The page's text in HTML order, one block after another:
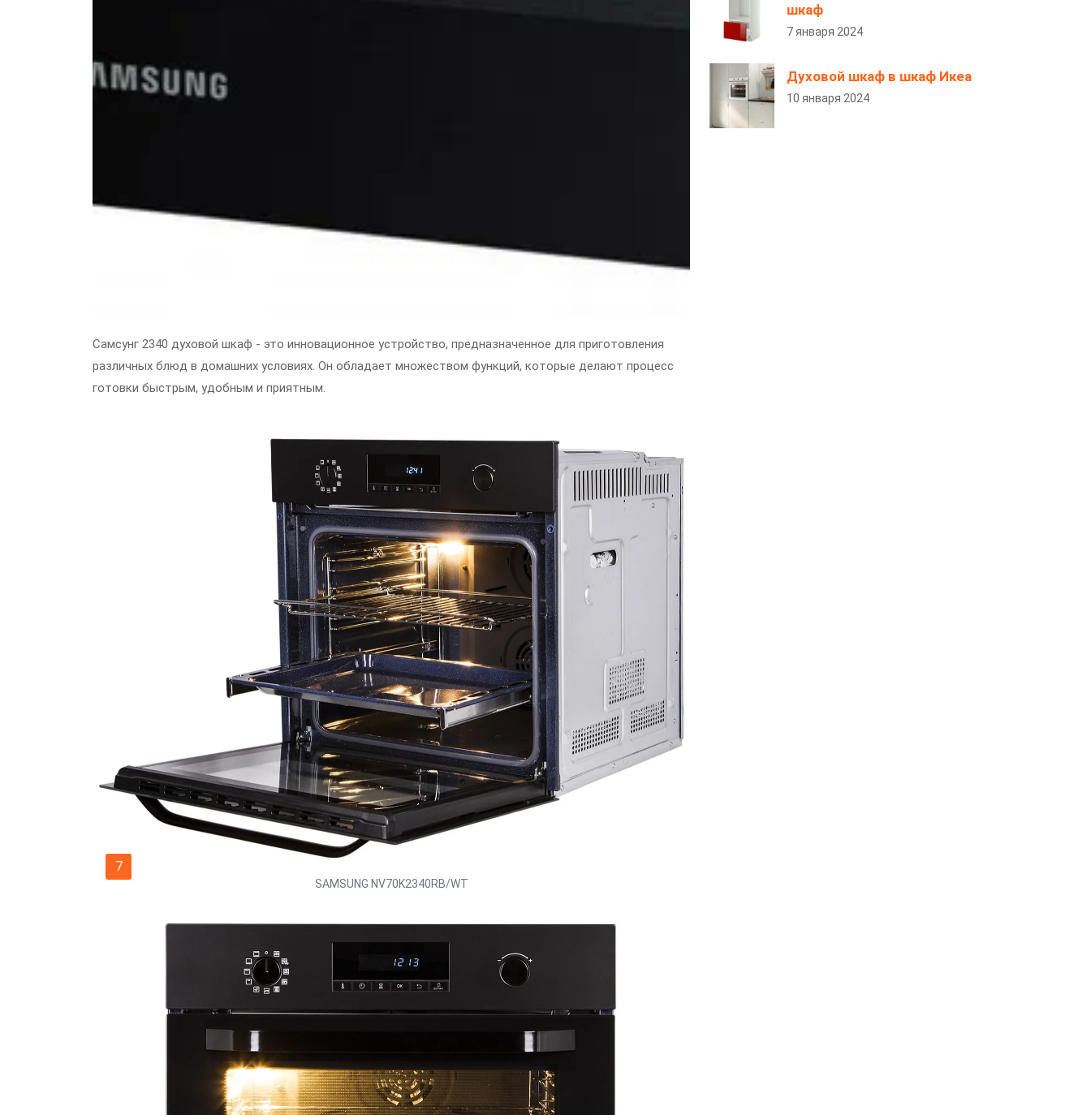
Самсунг 2340 духовой шкаф - это инновационное устройство, предназначенное для приготовления
различных блюд в домашних условиях. Он обладает множеством функций, которые делают процесс
готовки быстрым, удобным и приятным.
7
SAMSUNG NV70K2340RB/WT
шкаф
7 января 2024
Духовой шкаф в шкаф Икеа
10 января 2024